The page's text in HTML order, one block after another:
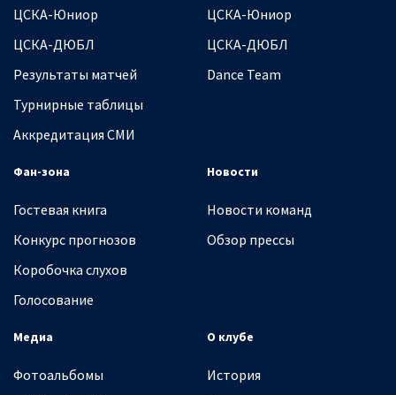
ЦСКА-Юниор
ЦСКА-ДЮБЛ
Результаты матчей
Турнирные таблицы
Аккредитация СМИ
ЦСКА-Юниор
ЦСКА-ДЮБЛ
Dance Team
Фан-зона
Гостевая книга
Конкурс прогнозов
Коробочка слухов
Голосование
Новости
Новости команд
Обзор прессы
Медиа
Фотоальбомы
О клубе
История